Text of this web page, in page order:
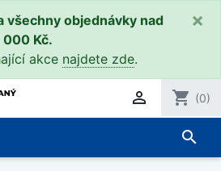
všechny objednávky nad
000 Kč.
akce najdete zde.
×
 shopping_cart (0)
search